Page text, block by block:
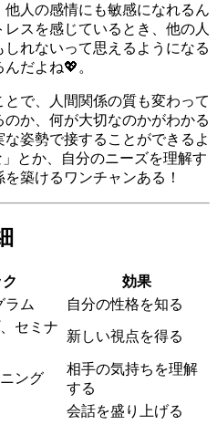
人の感情にも敏感になれるん
スを感じているとき、他の人
れないって思えるようになる
だよね💖。
で、人間関係の質も変わって
か、何が大切なのかがわかる
姿勢で接することができるよ
とか、自分のニーズを理解す
築けるワンチャンある！
効果
ラム 自分の性格を知る
セミナ
新しい視点を得る
ング
相手の気持ちを理解
する
会話を盛り上げる